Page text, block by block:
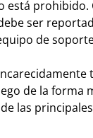
está prohibido.
ser
de
de la forma
las